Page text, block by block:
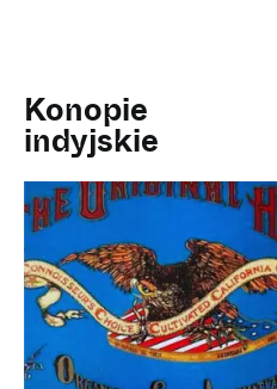
Konopie
indyjskie